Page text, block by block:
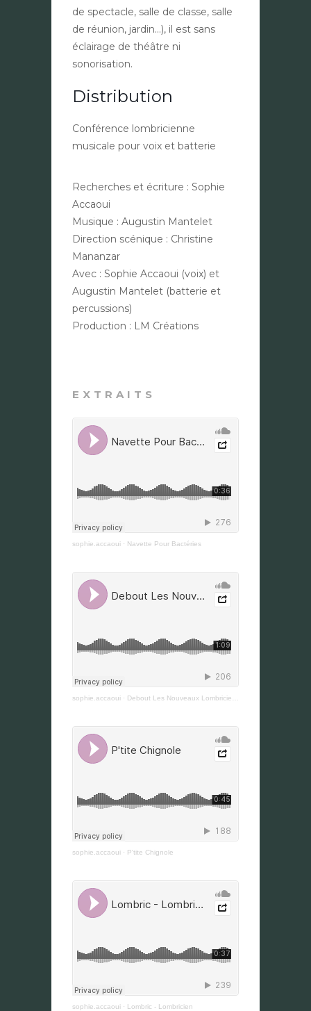
de spectacle, salle de classe, salle
de réunion, jardin…), il est sans
éclairage de théâtre ni
sonorisation.
Distribution
Conférence lombricienne
musicale pour voix et batterie
Recherches et écriture : Sophie
Accaoui
Musique : Augustin Mantelet
Direction scénique : Christine
Mananzar
Avec : Sophie Accaoui (voix) et
Augustin Mantelet (batterie et
percussions)
Production : LM Créations
EXTRAITS
sophie.accaoui · Navette Pour Bactéries
sophie.accaoui · Debout Les Nouveaux Lombriciens
sophie.accaoui · P'tite Chignole
sophie.accaoui · Lombric - Lombricien